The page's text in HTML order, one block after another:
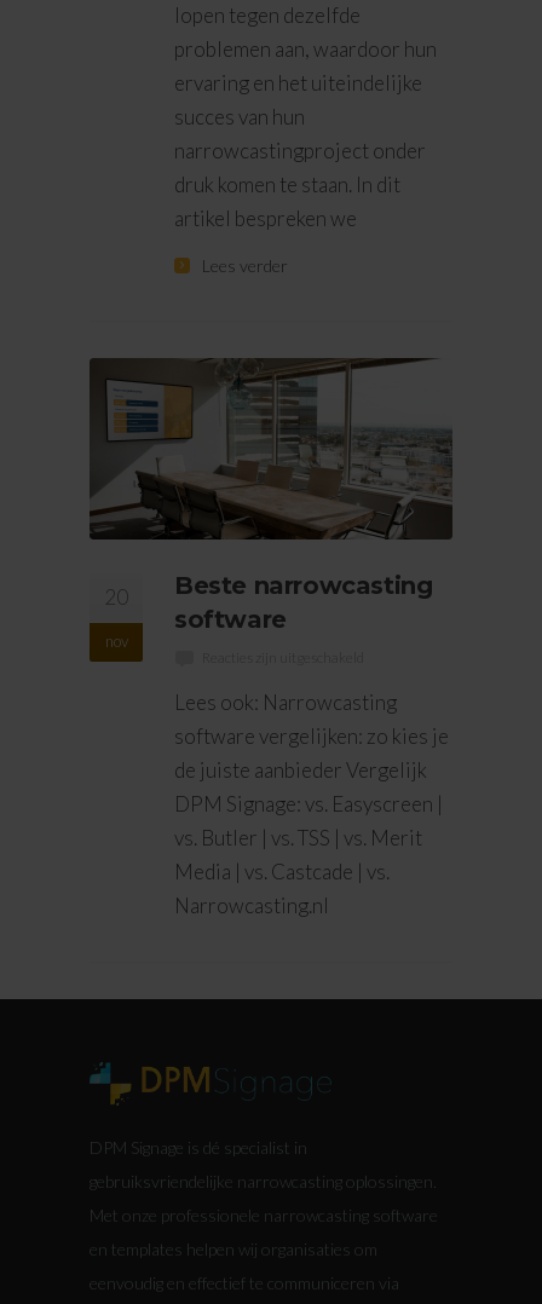
lopen tegen dezelfde
problemen aan, waardoor hun
ervaring en het uiteindelijke
succes van hun
narrowcastingproject onder
druk komen te staan. In dit
artikel bespreken we
Lees verder
20
nov
Beste narrowcasting
software
Lees ook: Narrowcasting
software vergelijken: zo kies je
de juiste aanbieder Vergelijk
DPM Signage: vs. Easyscreen |
vs. Butler | vs. TSS | vs. Merit
Media | vs. Castcade | vs.
Narrowcasting.nl
DPM Signage is dé specialist in
gebruiksvriendelijke narrowcasting oplossingen.
Met onze professionele narrowcasting software
en templates helpen wij organisaties om
eenvoudig en effectief te communiceren via